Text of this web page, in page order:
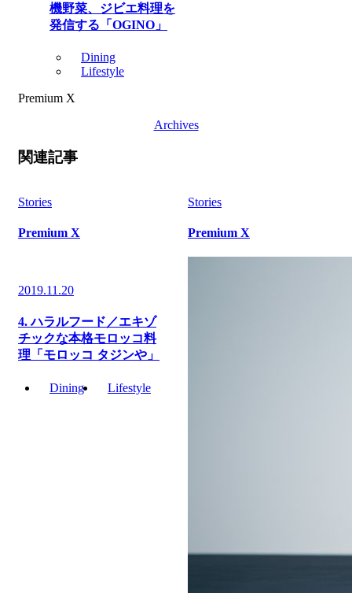
機野菜、ジビエ料理を
発信する「OGINO」
Dining
Lifestyle
Premium X
Archives
関連記事
Stories
Premium X
2019.11.20
4. ハラルフード／エキゾ
チックな本格モロッコ料
理「モロッコ タジンや」
Dining Lifestyle
Stories
Premium X